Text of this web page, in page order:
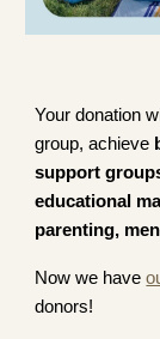
Your donation
group, achieve
support
educational
parenting,
Now we have
donors!